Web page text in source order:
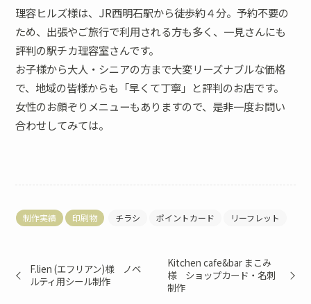
理容ヒルズ様は、JR西明石駅から徒歩約４分。予約不要の
ため、出張やご旅行で利用される方も多く、一見さんにも
評判の駅チカ理容室さんです。
お子様から大人・シニアの方まで大変リーズナブルな価格
で、地域の皆様からも「早くて丁寧」と評判のお店です。
女性のお顔ぞりメニューもありますので、是非一度お問い
合わせしてみては。
制作実績 印刷物 チラシ ポイントカード リーフレット
F.lien (エフリアン)様 ノベ
ルティ用シール制作
Kitchen cafe&bar まこみ
様 ショップカード・名刺
制作